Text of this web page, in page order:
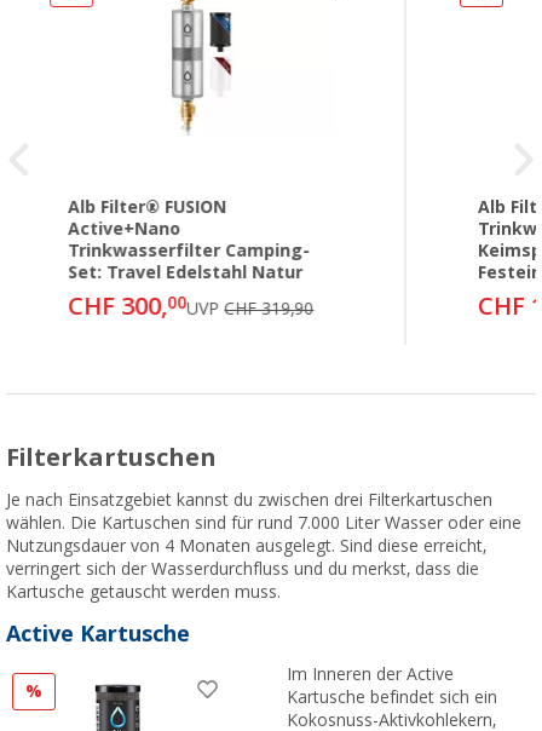
Alb Filter® FUSION
Active+Nano
Trinkwasserfilter Camping-
Set: Travel Edelstahl Natur
CHF 300,00UVPCHF 319,90
Alb
CHF
Filterkartuschen
Je nach Einsatzgebiet kannst du zwischen drei Filterkartuschen
wählen. Die Kartuschen sind für rund 7.000 Liter Wasser oder eine
Nutzungsdauer von 4 Monaten ausgelegt. Sind diese erreicht,
verringert sich der Wasserdurchfluss und du merkst, dass die
Kartusche getauscht werden muss.
Active Kartusche
%
Im Inneren der Active
Kartusche befindet sich ein
Kokosnuss-Aktivkohlekern,